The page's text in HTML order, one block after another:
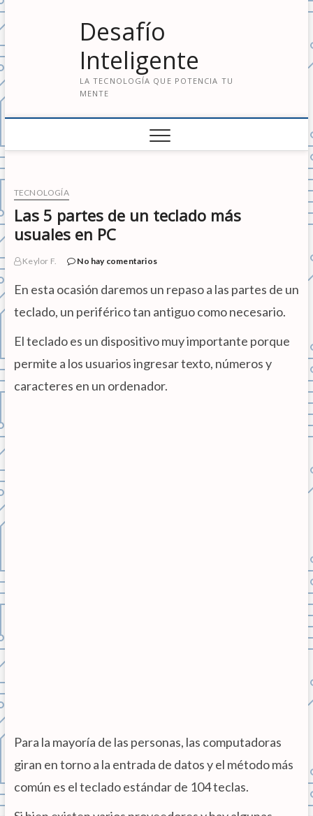
a
t
r
a
l
o
n
t
i
d
Desafío
Inteligente
LA TECNOLOGÍA QUE POTENCIA TU
MENTE
TECNOLOGÍA
Las 5 partes de un teclado más
usuales en PC
Keylor F. No hay comentarios
En esta ocasión daremos un repaso a las partes de un
teclado, un periférico tan antiguo como necesario.
El teclado es un dispositivo muy importante porque
permite a los usuarios ingresar texto, números y
caracteres en un ordenador.
Para la mayoría de las personas, las computadoras
giran en torno a la entrada de datos y el método más
común es el teclado estándar de 104 teclas.